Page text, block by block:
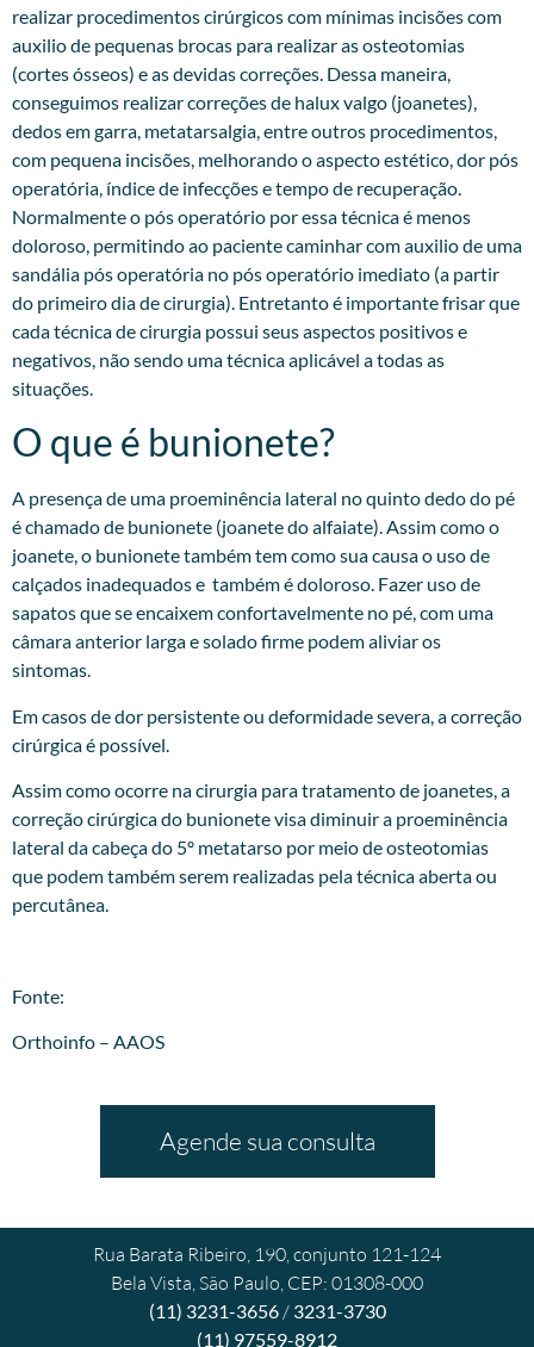
realizar procedimentos cirúrgicos com mínimas incisões com
auxilio de pequenas brocas para realizar as osteotomias
(cortes ósseos) e as devidas correções. Dessa maneira,
conseguimos realizar correções de halux valgo (joanetes),
dedos em garra, metatarsalgia, entre outros procedimentos,
com pequena incisões, melhorando o aspecto estético, dor pós
operatória, índice de infecções e tempo de recuperação.
Normalmente o pós operatório por essa técnica é menos
doloroso, permitindo ao paciente caminhar com auxilio de uma
sandália pós operatória no pós operatório imediato (a partir
do primeiro dia de cirurgia). Entretanto é importante frisar que
cada técnica de cirurgia possui seus aspectos positivos e
negativos, não sendo uma técnica aplicável a todas as
situações.
O que é bunionete?
A presença de uma proeminência lateral no quinto dedo do pé
é chamado de bunionete (joanete do alfaiate). Assim como o
joanete, o bunionete também tem como sua causa o uso de
calçados inadequados e também é doloroso. Fazer uso de
sapatos que se encaixem confortavelmente no pé, com uma
câmara anterior larga e solado firme podem aliviar os
sintomas.
Em casos de dor persistente ou deformidade severa, a correção
cirúrgica é possível.
Assim como ocorre na cirurgia para tratamento de joanetes, a
correção cirúrgica do bunionete visa diminuir a proeminência
lateral da cabeça do 5º metatarso por meio de osteotomias
que podem também serem realizadas pela técnica aberta ou
percutânea.
Fonte:
Orthoinfo – AAOS
Agende sua consulta
Rua Barata Ribeiro, 190, conjunto 121-124
Bela Vista, São Paulo, CEP: 01308-000
(11) 3231-3656/ 3231-3730
(11) 97559-8912